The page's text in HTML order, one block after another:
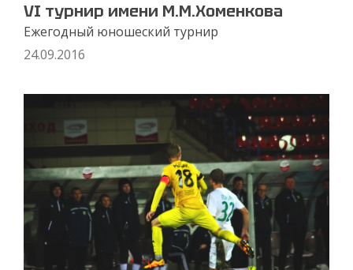
VI турнир имени М.М.Хоменкова
Ежегодный юношеский турнир
24.09.2016